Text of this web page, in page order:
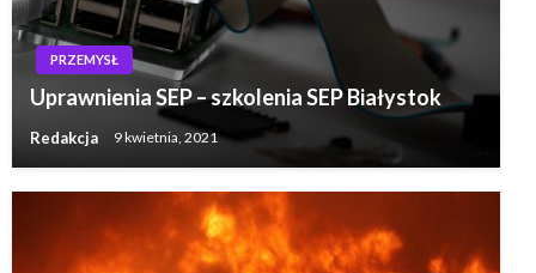
PRZEMYSŁ
Uprawnienia SEP – szkolenia SEP Białystok
Redakcja 9 kwietnia, 2021